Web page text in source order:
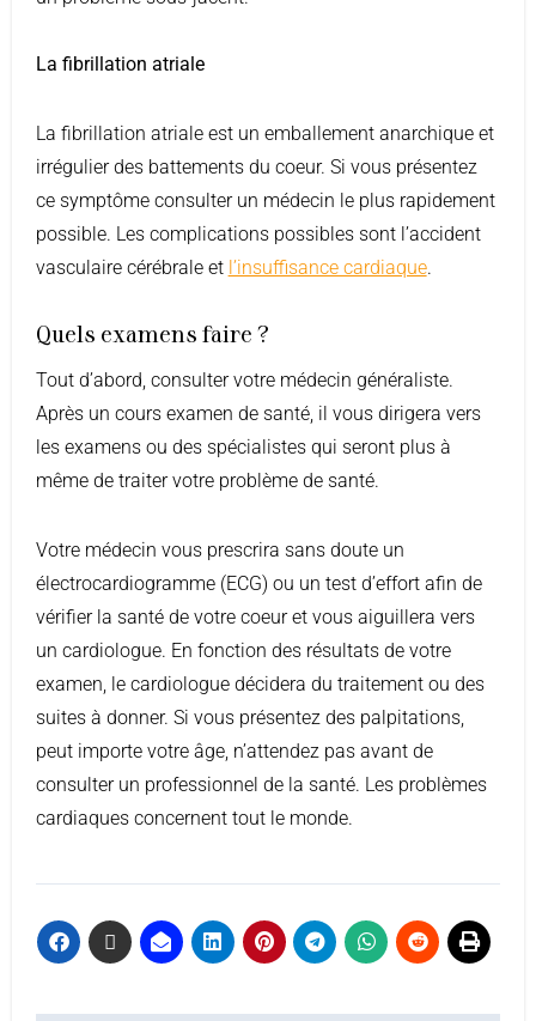
La fibrillation atriale
La fibrillation atriale est un emballement anarchique et
irrégulier des battements du coeur. Si vous présentez
ce symptôme consulter un médecin le plus rapidement
possible. Les complications possibles sont l’accident
vasculaire cérébrale et l’insuffisance cardiaque.
Quels examens faire ?
Tout d’abord, consulter votre médecin généraliste.
Après un cours examen de santé, il vous dirigera vers
les examens ou des spécialistes qui seront plus à
même de traiter votre problème de santé.
Votre médecin vous prescrira sans doute un
électrocardiogramme (ECG) ou un test d’effort afin de
vérifier la santé de votre coeur et vous aiguillera vers
un cardiologue. En fonction des résultats de votre
examen, le cardiologue décidera du traitement ou des
suites à donner. Si vous présentez des palpitations,
peut importe votre âge, n’attendez pas avant de
consulter un professionnel de la santé. Les problèmes
cardiaques concernent tout le monde.